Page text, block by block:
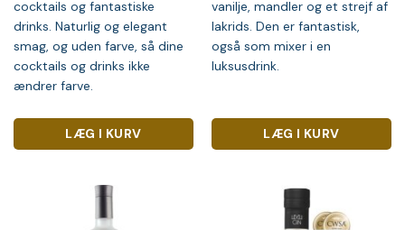
cocktails og fantastiske
drinks. Naturlig og elegant
smag, og uden farve, så dine
cocktails og drinks ikke
ændrer farve.
LÆG I KURV
vanilje, mandler og et strejf af
lakrids. Den er fantastisk,
også som mixer i en
luksusdrink.
LÆG I KURV